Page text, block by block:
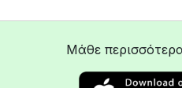
Μάθε